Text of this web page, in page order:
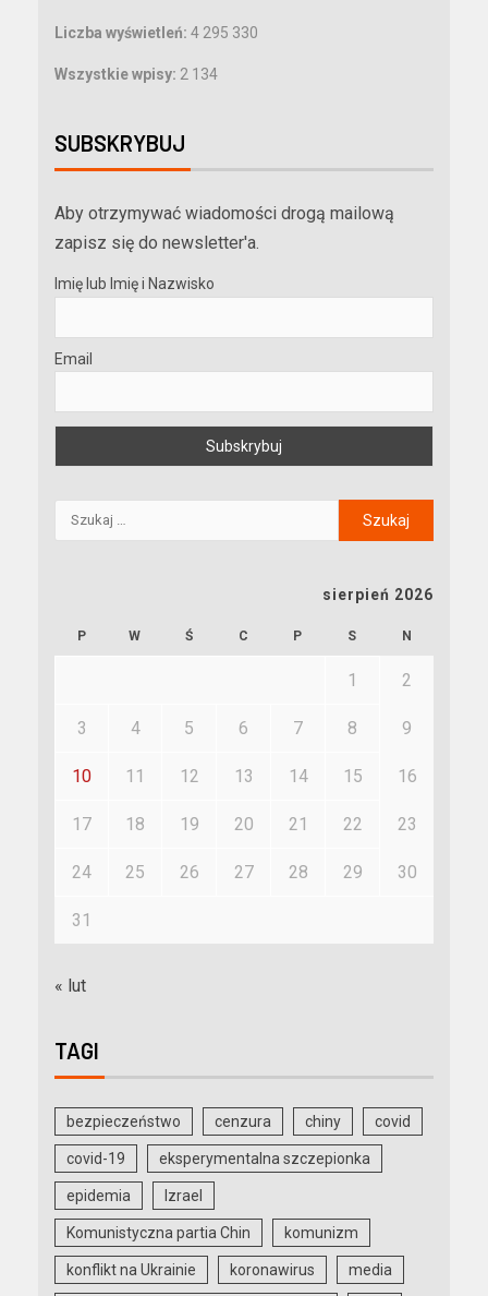
Liczba wyświetleń: 4 295 330
Wszystkie wpisy: 2 134
SUBSKRYBUJ
Aby otrzymywać wiadomości drogą mailową
zapisz się do newsletter'a.
Imię lub Imię i Nazwisko
Email
sierpień 2026
P W Ś C P S N
1 2
3 4 5 6 7 8 9
10 11 12 13 14 15 16
17 18 19 20 21 22 23
24 25 26 27 28 29 30
31
« lut
TAGI
bezpieczeństwo cenzura chiny covid
covid-19 eksperymentalna szczepionka
epidemia Izrael
Komunistyczna partia Chin komunizm
konflikt na Ukrainie koronawirus media